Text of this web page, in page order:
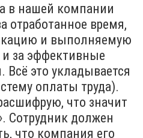
в нашей компании
отработанное время,
и выполняемую
и за эффективные
Всё это укладывается
оплаты труда).
что значит
Сотрудник должен
что компания его